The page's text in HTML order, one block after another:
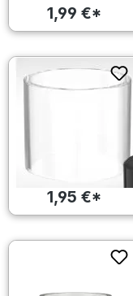
1,99 €*
1,95 €*